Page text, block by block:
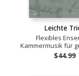
Leichte
Flexibles
Kammermusik für
$44.99